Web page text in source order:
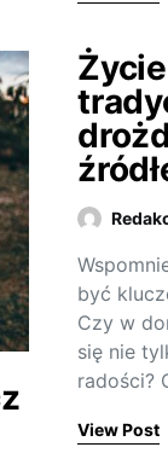
być
Czy w
się nie
radości?
View Post